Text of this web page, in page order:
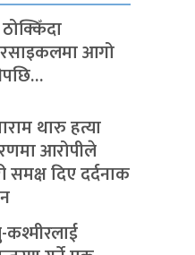
आगो
थारु हत्या
आरोपीले
समक्ष दिए दर्दनाक
कश्मीरलाई